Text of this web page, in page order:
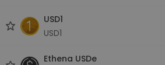
USD1
USD1
Ethena USDe